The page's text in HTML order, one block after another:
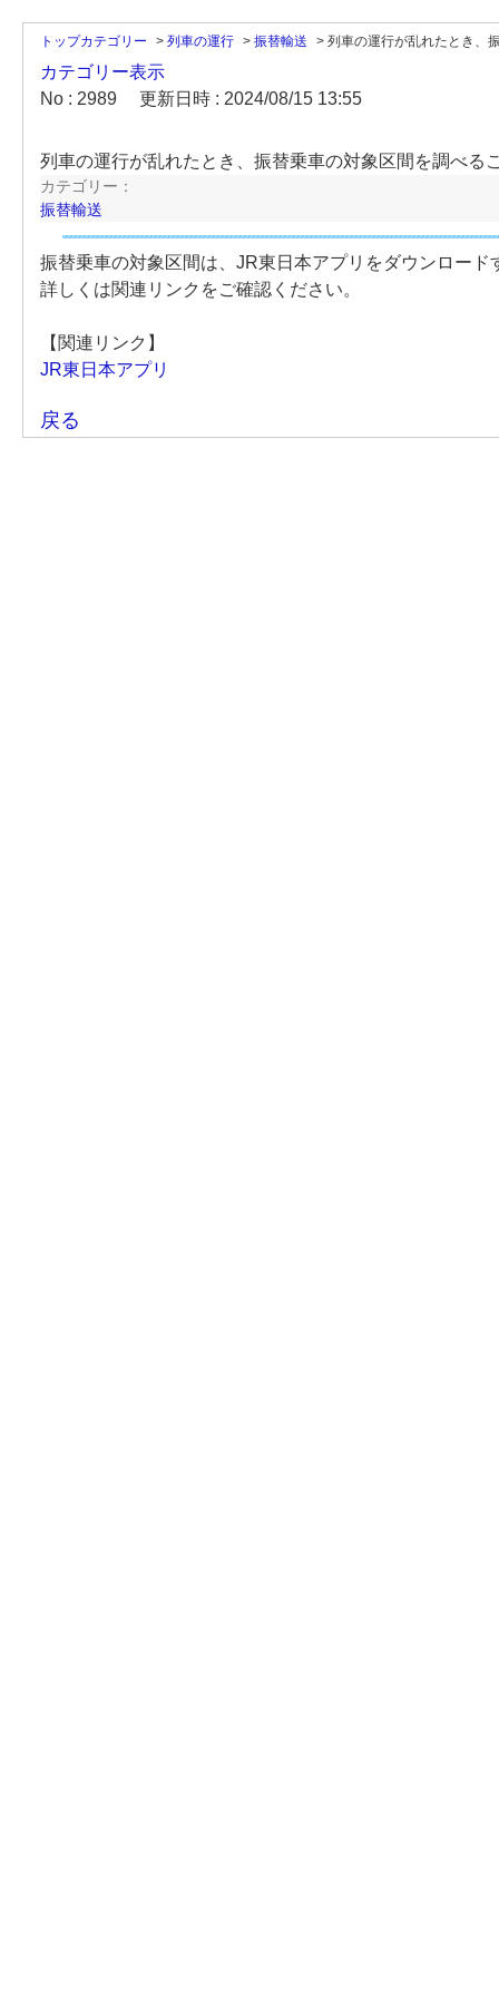
トップカテゴリー > 列車の運行 > 振替輸送 > 列車の運行が乱れたとき、
カテゴリー表示
No : 2989
更新日時 : 2024/08/15 13:55
列車の運行が乱れたとき、振替乗車の対象区間を調べる
カテゴリー：
振替輸送
振替乗車の対象区間は、JR東日本アプリをダウンロー
詳しくは関連リンクをご確認ください。
【関連リンク】
JR東日本アプリ
戻る